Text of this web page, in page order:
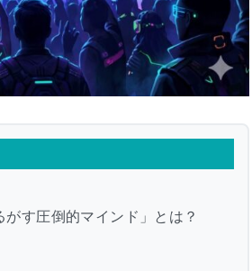
す圧倒的マインド」とは？